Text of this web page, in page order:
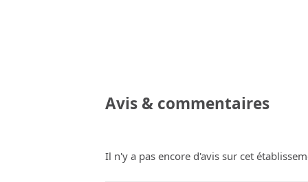
Avis & commentaires
Il n'y a pas encore d'avis sur cet